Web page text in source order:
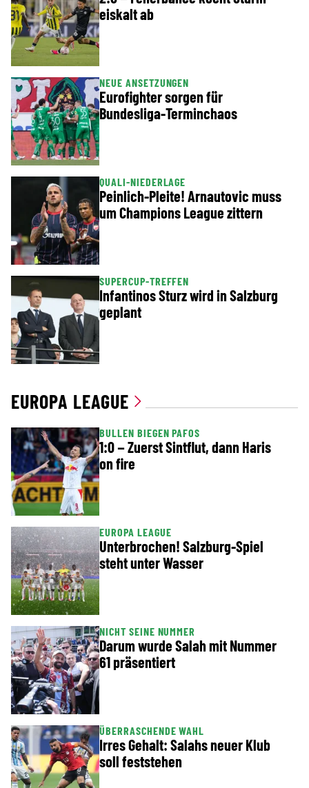
eiskalt ab
NEUE ANSETZUNGEN
Eurofighter sorgen für
Bundesliga-Terminchaos
QUALI-NIEDERLAGE
Peinlich-Pleite! Arnautovic muss
um Champions League zittern
SUPERCUP-TREFFEN
Infantinos Sturz wird in Salzburg
geplant
EUROPA LEAGUE
BULLEN BIEGEN PAFOS
1:0 – Zuerst Sintflut, dann Haris
on fire
EUROPA LEAGUE
Unterbrochen! Salzburg-Spiel
steht unter Wasser
NICHT SEINE NUMMER
Darum wurde Salah mit Nummer
61 präsentiert
ÜBERRASCHENDE WAHL
Irres Gehalt: Salahs neuer Klub
soll feststehen